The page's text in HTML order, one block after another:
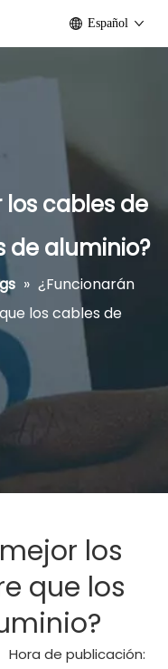
Español
cables de
de aluminio?
» ¿Funcionarán
los cables de
los
que los
de publicación: